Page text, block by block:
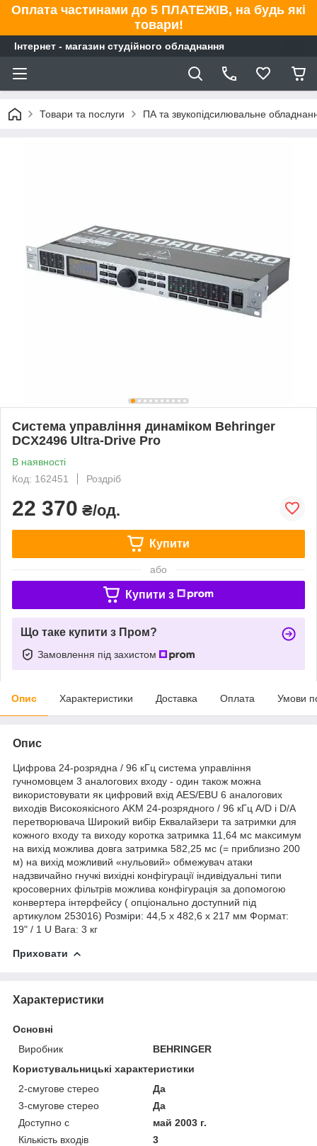
Оплата частинами до 5 ПЛАТЕЖІВ, на будь які
товари!
Інтернет - магазин студійного обладнання
Товари та послуги ПА та звукопідсилювальне
Система управління динаміком Behringer
DCX2496 Ultra-Drive Pro
В наявності
Код: 162451
Роздріб
22 370 ₴/од.
Купити
або
Купити з
Що таке купити з Пром?
Замовлення під захистом
Опис Характеристики Доставка Оплата Умови
Опис
Цифрова 24-розрядна / 96 кГц система управління
гучномовцем 3 аналогових входу - один також можна
використовувати як цифровий вхід AES/EBU 6 аналогових
виходів Високоякісного AKM 24-розрядного / 96 кГц A/D і D/A
перетворювача Широкий вибір Еквалайзери та затримки для
кожного входу та виходу коротка затримка 11 ,64 мс максимум
на вихід можлива довга затримка 582,25 мс (= приблизно 200
м) на вихід можливий «нульовий» обмежувач атаки
надзвичайно гнучкі вихідні конфігурації індивідуальні типи
кросоверних фільтрів можлива конфігурація за допомогою
конвертера інтерфейсу ( опціонально доступний під
артикулом 253016) Розміри: 44,5 x 482,6 x 217 мм Формат:
19" / 1 U Вага: 3 кг
Приховати
Характеристики
Основні
Виробник
BEHRINGER
Користувальницькі характеристики
2-смугове стерео
Да
3-смугове стерео
Да
Доступно с
май 2003 г.
Кількість входів
3